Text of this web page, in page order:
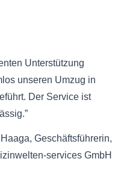
Unterstützung
unseren Umzug in
Der Service ist
Geschäftsführerin
services GmbH